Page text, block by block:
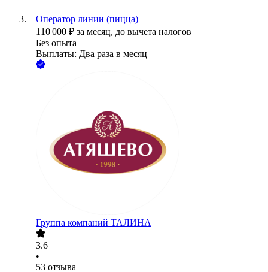
Оператор линии (пицца)
110 000 ₽ за месяц, до вычета налогов
Без опыта
Выплаты: Два раза в месяц
Группа компаний ТАЛИНА
3.6
•
53 отзыва